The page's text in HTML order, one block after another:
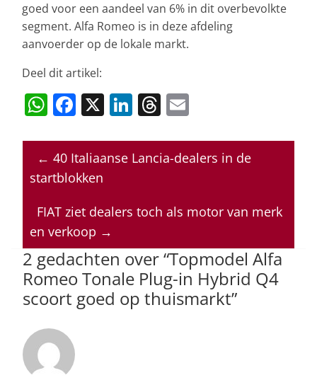
goed voor een aandeel van 6% in dit overbevolkte
segment. Alfa Romeo is in deze afdeling
aanvoerder op de lokale markt.
Deel dit artikel:
W
at
s
p
p
F
c
e
o
o
k
X Li
k
e
n
T
re
a
s
ai
l
← 40 Italiaanse Lancia-dealers in de
startblokken
FIAT ziet dealers toch als motor van merk
en verkoop →
2 gedachten over “Topmodel Alfa
Romeo Tonale Plug-in Hybrid Q4
scoort goed op thuismarkt”